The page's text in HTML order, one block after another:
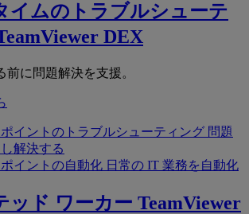
イムのトラブルシューテ
DEX
前に問題解決を支援。
イントのトラブルシューティング 問題
解決する
イントの自動化 日常の IT 業務を自動化
ッド ワーカー TeamViewer